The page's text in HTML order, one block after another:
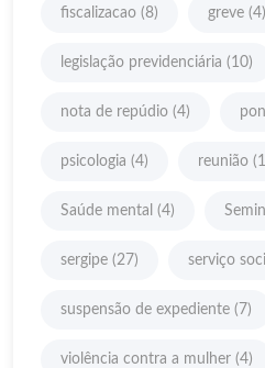
fiscalizacao (8) greve (4)
legislação previdenciária (10)
nota de repúdio (4)
psicologia (4) reunião
Saúde mental (4)
sergipe (27) serviço
suspensão de expediente (7)
violência contra a mulher (4)